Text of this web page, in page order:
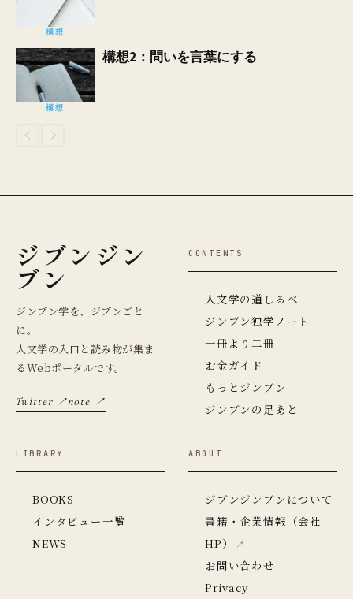
構想
構想
構想2：問いを言葉にする
ジブンジン
ブン
ジンブン学を、ジブンごと
に。
人文学の入口と読み物が集ま
るWebポータルです。
Twitter ↗note ↗
CONTENTS
人文学の道しるべ
ジンブン独学ノート
一冊より二冊
お金ガイド
もっとジンブン
ジンブンの足あと
LIBRARY
BOOKS
インタビュー一覧
NEWS
ABOUT
ジブンジンブンについて
書籍・企業情報（会社
HP）
お問い合わせ
Privacy